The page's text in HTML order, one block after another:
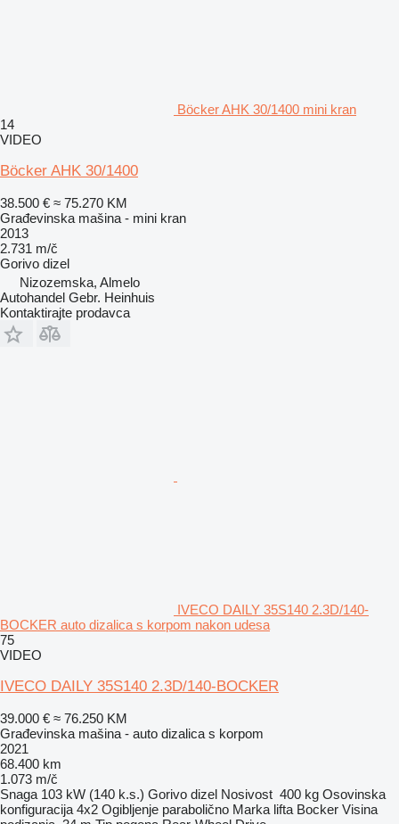
Böcker AHK 30/1400 mini kran
14
VIDEO
Böcker AHK 30/1400
38.500 € ≈ 75.270 KM
Građevinska mašina - mini kran
2013
2.731 m/č
Gorivo dizel
Nizozemska, Almelo
Autohandel Gebr. Heinhuis
Kontaktirajte prodavca
IVECO DAILY 35S140 2.3D/140-
BOCKER auto dizalica s korpom nakon udesa
75
VIDEO
IVECO DAILY 35S140 2.3D/140-BOCKER
39.000 € ≈ 76.250 KM
Građevinska mašina - auto dizalica s korpom
2021
68.400 km
1.073 m/č
Snaga 103 kW (140 k.s.) Gorivo dizel Nosivost 400 kg Osovinska
konfiguracija 4x2 Ogibljenje parabolično Marka lifta Bocker Visina